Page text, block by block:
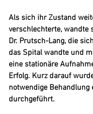
Als sich ihr Zustand
verschlechterte, wandte
Dr. Prutsch-Lang, die
das Spital wandte und
eine stationäre
Erfolg. Kurz darauf
notwendige Behandlung
durchgeführt.